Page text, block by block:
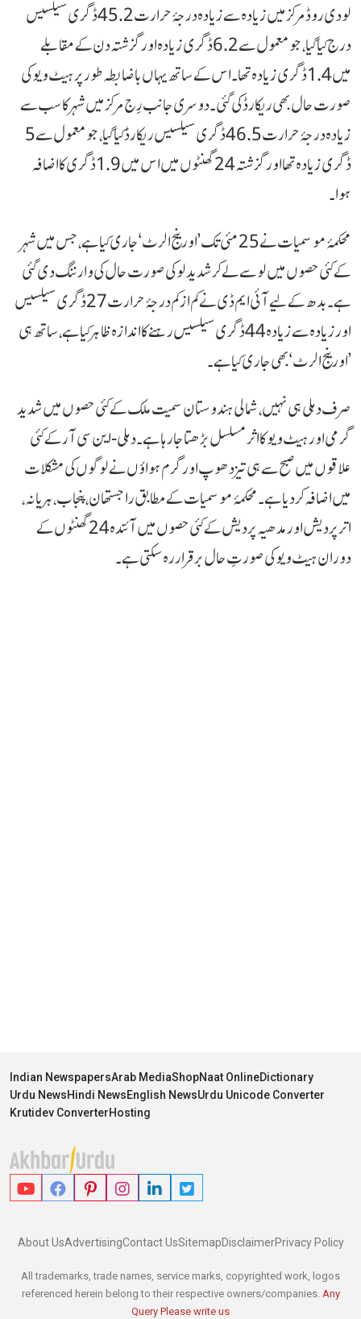
لودی روڈ مرکز میں زیادہ سے زیادہ درجۂ حرارت 45.2 ڈگری سیلسیس
درج کیا گیا، جو معمول سے 6.2 ڈگری زیادہ اور گزشتہ دن کے مقابلے
میں 1.4 ڈگری زیادہ تھا۔ اس کے ساتھ یہاں باضابطہ طور پر ہیٹ ویو کی
صورت حال بھی ریکارڈ کی گئی۔ دوسری جانب رِج مرکز میں شہر کا سب سے
زیادہ درجۂ حرارت 46.5 ڈگری سیلسیس ریکارڈ کیا گیا، جو معمول سے 5
ڈگری زیادہ تھا اور گزشتہ 24 گھنٹوں میں اس میں 1.9 ڈگری کا اضافہ
ہوا۔
محکمۂ موسمیات نے 25 مئی تک ’اورینج الرٹ‘ جاری کیا ہے، جس میں شہر
کے کئی حصوں میں لو سے لے کر شدید لو کی صورت حال کی وارننگ دی گئی
ہے۔ بدھ کے لیے آئی ایم ڈی نے کم از کم درجۂ حرارت 27 ڈگری سیلسیس
اور زیادہ سے زیادہ 44 ڈگری سیلسیس رہنے کا اندازہ ظاہر کیا ہے، ساتھ ہی
’اورینج الرٹ‘ بھی جاری کیا ہے۔
صرف دہلی ہی نہیں، شمالی ہندوستان سمیت ملک کے کئی حصوں میں شدید
گرمی اور ہیٹ ویو کا اثر مسلسل بڑھتا جا رہا ہے۔ دہلی-این سی آر کے کئی
علاقوں میں صبح سے ہی تیز دھوپ اور گرم ہواؤں نے لوگوں کی مشکلات
میں اضافہ کر دیا ہے۔ محکمۂ موسمیات کے مطابق راجستھان، پنجاب، ہریانہ،
اتر پردیش اور مدھیہ پردیش کے کئی حصوں میں آئندہ 24 گھنٹوں کے
دوران ہیٹ ویو کی صورتِ حال برقرار رہ سکتی ہے۔
Indian NewspapersArab MediaShopNaat OnlineDictionary
Urdu NewsHindi NewsEnglish NewsUrdu Unicode Converter
Krutidev ConverterHosting
About UsAdvertisingContact UsSitemapDisclaimerPrivacy Policy
All trademarks, trade names, service marks, copyrighted work, logos
referenced herein belong to their respective owners/companies. Any
Query Please write us